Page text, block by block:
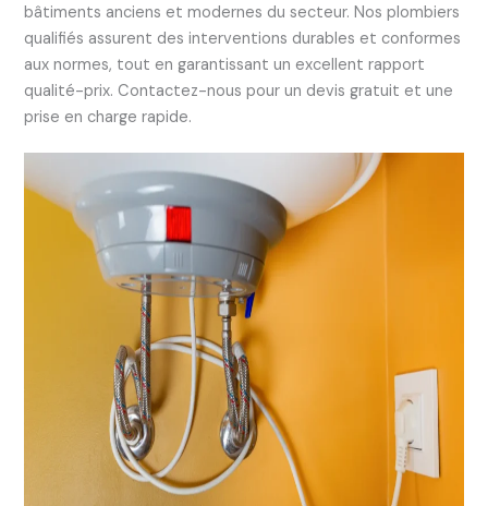
bâtiments anciens et modernes du secteur. Nos plombiers
qualifiés assurent des interventions durables et conformes
aux normes, tout en garantissant un excellent rapport
qualité-prix. Contactez-nous pour un devis gratuit et une
prise en charge rapide.